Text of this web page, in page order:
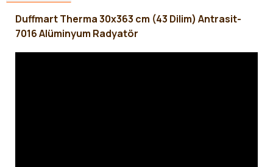
Duffmart Therma 30x363 cm (43 Dilim) Antrasit-
7016 Alüminyum Radyatör